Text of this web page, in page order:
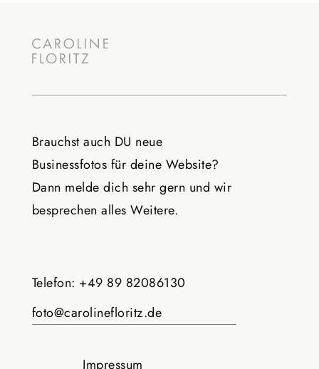
Brauchst auch DU neue
Businessfotos für deine Website?
Dann melde dich sehr gern und wir
besprechen alles Weitere.
Telefon: +49 89 82086130
foto@carolinefloritz.de
Impressum